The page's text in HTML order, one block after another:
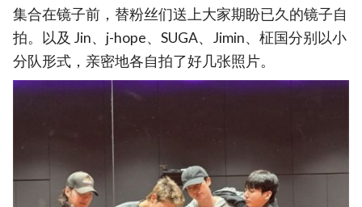
集合在镜子前，替粉丝们送上大家期盼已久的镜子自
拍。以及 Jin、j-hope、SUGA、Jimin、柾国分别以小
分队形式，亲密地各自拍了好几张照片。